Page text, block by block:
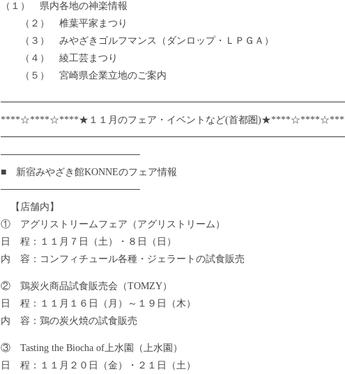
（１） 県内各地の神楽情報
（２） 椎葉平家まつり
（３） みやざきゴルフマンス（ダンロップ・ＬＰＧＡ）
（４） 綾工芸まつり
（５） 宮崎県企業立地のご案内
****☆****☆****★１１月のフェア・イベントなど(首都圏
────────────────────
■ 新宿みやざき館KONNEのフェア情報
────────────────────
【店舗内】
① アグリストリームフェア（アグリストリーム）
日 程：１１月７日（土）・８日（日）
内 容：コンフィチュール各種・ジェラートの試食販売
② 鶏炭火商品試食販売会（TOMZY）
日 程：１１月１６日（月）～１９日（木）
内 容：鶏の炭火焼の試食販売
③ Tasting the Biocha of上水園（上水園）
日 程：１１月２０日（金）・２１日（土）